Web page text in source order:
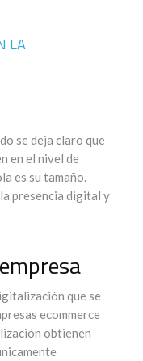
LA
se deja claro que
en el nivel de
es su tamaño.
presencia digital y
que se
ecommerce
obtienen